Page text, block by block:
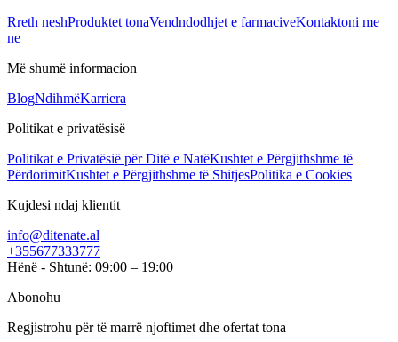
Rreth neshProduktet tonaVendndodhjet e farmaciveKontaktoni me
ne
Më shumë informacion
BlogNdihmëKarriera
Politikat e privatësisë
Politikat e Privatësië për Ditë e NatëKushtet e Përgjithshme të
PërdorimitKushtet e Përgjithshme të ShitjesPolitika e Cookies
Kujdesi ndaj klientit
info@ditenate.al
+355677333777
Hënë - Shtunë: 09:00 – 19:00
Abonohu
Regjistrohu për të marrë njoftimet dhe ofertat tona